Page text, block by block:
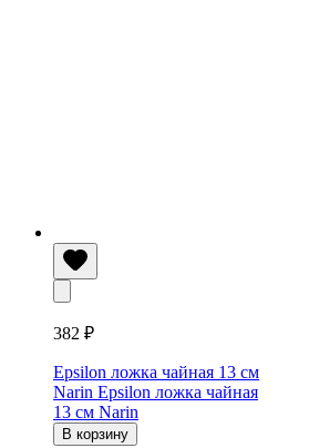
382 ₽
Epsilon ложка чайная 13 см
Narin Epsilon ложка чайная
13 см Narin
В корзину